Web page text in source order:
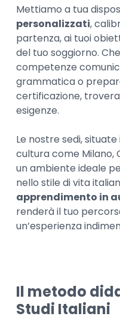
Mettiamo a tua
personalizzati,
partenza, ai tuoi
del tuo soggiorno.
competenze
grammatica o
certificazione,
esigenze.
Le nostre sedi,
cultura come Milano,
un ambiente ideale
nello stile di vita
apprendimento in
renderà il tuo
un’esperienza
Il metodo
Studi Italiani